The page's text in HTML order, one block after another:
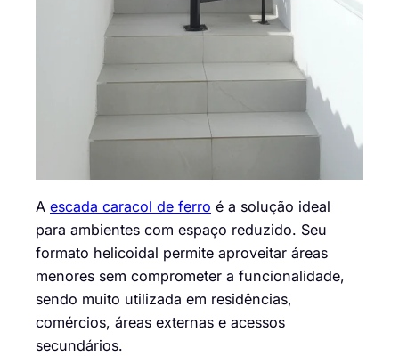
A escada caracol de ferro é a solução ideal
para ambientes com espaço reduzido. Seu
formato helicoidal permite aproveitar áreas
menores sem comprometer a funcionalidade,
sendo muito utilizada em residências,
comércios, áreas externas e acessos
secundários.